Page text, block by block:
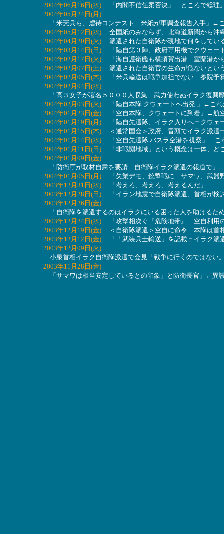
2004年06月16日(水) 「内閣不信任案否決」 ところで総理
2004年05月24日(月)
「米憲兵ら、虐待コンテスト 米紙が軍調査報告入手」←
2004年05月12日(水) 全国紙のみならず、北海道新聞から沖
2004年04月20日(火) 派遣された自衛隊が現地で何をしてい
2004年03月14日(日) 「陸自第３陣、政府専用機でクウェー
2004年02月17日(火) 「海自護衛艦も横須賀出港 室蘭港か
2004年02月07日(土) 派遣された自衛官の生命が危ないとい
2004年02月05日(木) 「米兵輸送は戦争加担でない 参院予
2004年02月04日(水)
「高３女子が署名５０００人収集 武力使わぬイラク復興
2004年02月03日(火) 「陸自本隊 クウェートへ出発 」←これ
2004年01月23日(金) 「空自本隊、クウェートに到着」←航
2004年01月19日(月) 「陸自先遣隊、イラク入りへ＝クウェ
2004年01月15日(木) ＜通常国会＞政府、冒頭でイラク派
2004年01月14日(水) 「空自先遣隊 バスラ空港を視察」 こ
2004年01月11日(日) 「非戦闘地域」という概念は一体、ど
2004年01月09日(金)
「防衛庁が取材自粛を要請 自衛隊イラク派遣の報道で」
2004年01月05日(月) 「失業デモ、銃撃戦に サマワ、武器
2003年12月31日(水) 「考えろ、考えろ、考えるんだ」
2003年12月28日(日) 「イラン地震で自衛隊派遣、首相が検
2003年12月26日(金)
「自衛隊を派遣するのはイラクにいる困った人を助ける
2003年12月24日(水) 「攻撃相次ぐ『危険地帯』 空自利用
2003年12月19日(金) ＜自衛隊派遣＞空自に命令 本隊は首
2003年12月12日(金) 「「武装兵士輸送」を記載＝イラク派
2003年12月09日(火)
小泉首相イラク自衛隊派遣で会見「戦争に行くのではな
2003年11月28日(金)
「サマワは相当安定しているとの印象」と防衛長官」←異